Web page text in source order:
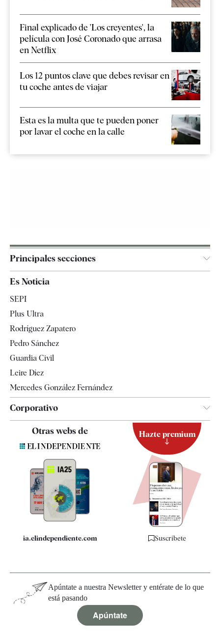
Final explicado de 'Los creyentes', la
película con José Coronado que arrasa
en Netflix
Los 12 puntos clave que debes revisar en
tu coche antes de viajar
Esta es la multa que te pueden poner
por lavar el coche en la calle
Principales secciones
España
Televisión
Es Noticia
SEPI
Plus Ultra
Rodríguez Zapatero
Pedro Sánchez
Guardia Civil
Leire Díez
Mercedes González Fernández
Corporativo
Contacto
Quiénes somos
Especificaciones
Otras webs de
ia.elindependiente.com
Hazte premium
Suscríbete
Apúntate a nuestra Newsletter y entérate de lo que
está pasando
Apúntate